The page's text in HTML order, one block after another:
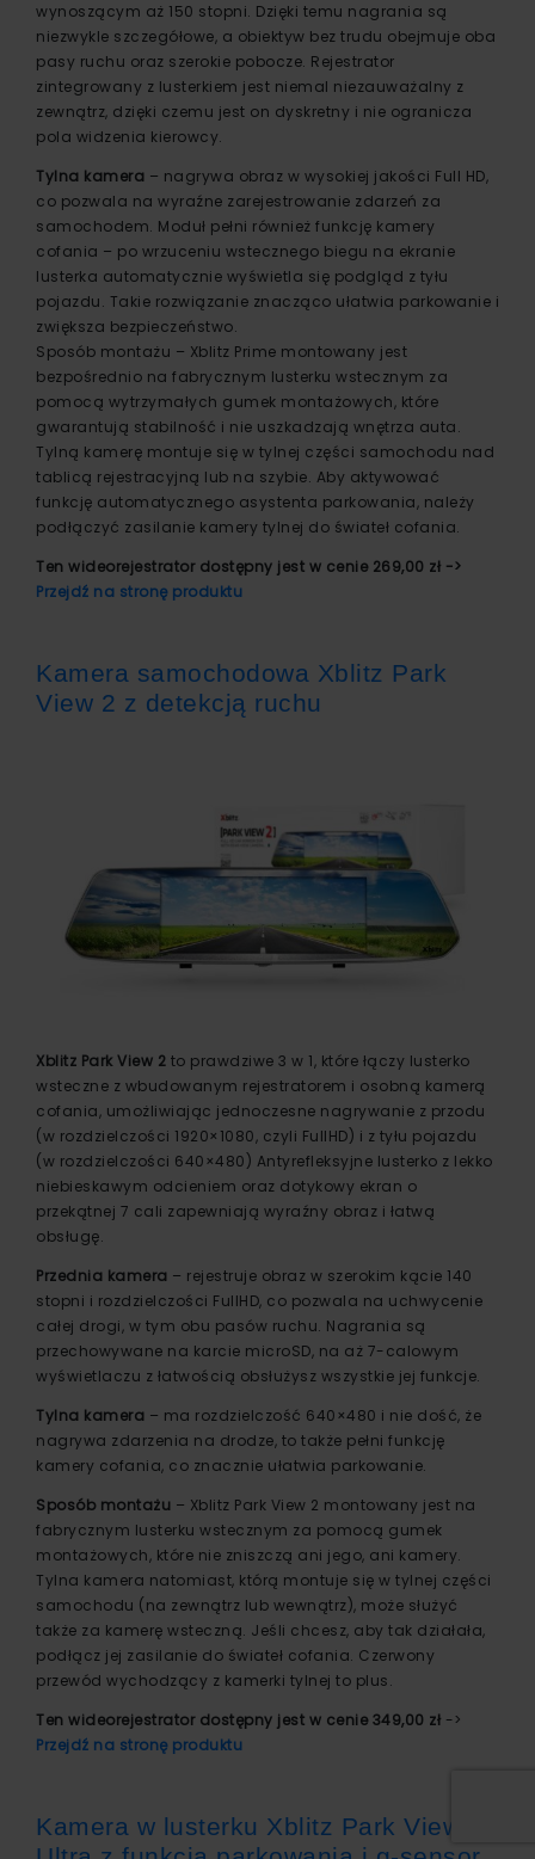
wynoszącym aż 150 stopni. Dzięki temu nagrania są
niezwykle szczegółowe, a obiektyw bez trudu obejmuje oba
pasy ruchu oraz szerokie pobocze. Rejestrator
zintegrowany z lusterkiem jest niemal niezauważalny z
zewnątrz, dzięki czemu jest on dyskretny i nie ogranicza
pola widzenia kierowcy.
Tylna kamera – nagrywa obraz w wysokiej jakości Full HD,
co pozwala na wyraźne zarejestrowanie zdarzeń za
samochodem. Moduł pełni również funkcję kamery
cofania – po wrzuceniu wstecznego biegu na ekranie
lusterka automatycznie wyświetla się podgląd z tyłu
pojazdu. Takie rozwiązanie znacząco ułatwia parkowanie i
zwiększa bezpieczeństwo.
Sposób montażu – Xblitz Prime montowany jest
bezpośrednio na fabrycznym lusterku wstecznym za
pomocą wytrzymałych gumek montażowych, które
gwarantują stabilność i nie uszkadzają wnętrza auta.
Tylną kamerę montuje się w tylnej części samochodu nad
tablicą rejestracyjną lub na szybie. Aby aktywować
funkcję automatycznego asystenta parkowania, należy
podłączyć zasilanie kamery tylnej do świateł cofania.
Ten wideorejestrator dostępny jest w cenie 269,00 zł ->
Przejdź na stronę produktu
Kamera samochodowa Xblitz Park
View 2 z detekcją ruchu
Xblitz Park View 2 to prawdziwe 3 w 1, które łączy lusterko
wsteczne z wbudowanym rejestratorem i osobną kamerą
cofania, umożliwiając jednoczesne nagrywanie z przodu
(w rozdzielczości 1920×1080, czyli FullHD) i z tyłu pojazdu
(w rozdzielczości 640×480) Antyrefleksyjne lusterko z lekko
niebieskawym odcieniem oraz dotykowy ekran o
przekątnej 7 cali zapewniają wyraźny obraz i łatwą
obsługę.
Przednia kamera – rejestruje obraz w szerokim kącie 140
stopni i rozdzielczości FullHD, co pozwala na uchwycenie
całej drogi, w tym obu pasów ruchu. Nagrania są
przechowywane na karcie microSD, na aż 7-calowym
wyświetlaczu z łatwością obsłużysz wszystkie jej funkcje.
Tylna kamera – ma rozdzielczość 640×480 i nie dość, że
nagrywa zdarzenia na drodze, to także pełni funkcję
kamery cofania, co znacznie ułatwia parkowanie.
Sposób montażu – Xblitz Park View 2 montowany jest na
fabrycznym lusterku wstecznym za pomocą gumek
montażowych, które nie zniszczą ani jego, ani kamery.
Tylna kamera natomiast, którą montuje się w tylnej części
samochodu (na zewnątrz lub wewnątrz), może służyć
także za kamerę wsteczną. Jeśli chcesz, aby tak działała,
podłącz jej zasilanie do świateł cofania. Czerwony
przewód wychodzący z kamerki tylnej to plus.
Ten wideorejestrator dostępny jest w cenie 349,00 zł ->
Przejdź na stronę produktu
Kamera w lusterku Xblitz Park View